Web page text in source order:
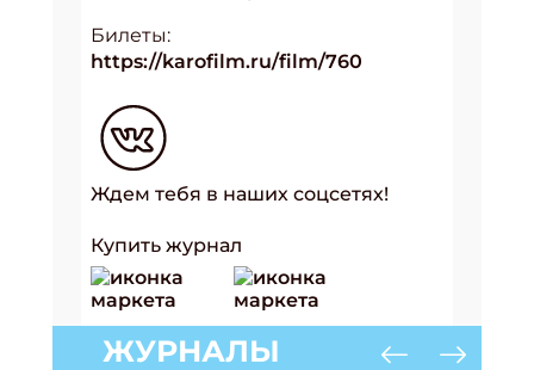
Билеты:
https://karofilm.ru/film/760
Ждем тебя в наших соцсетях!
Купить журнал
ЖУРНАЛЫ